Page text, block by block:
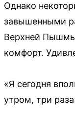
Однако
завышенными
Верхней
комфорт.
«Я сегодня
утром, три